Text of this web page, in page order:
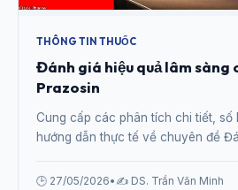
THÔNG TIN THUỐC
Đánh giá hiệu quả lâm sàng
Prazosin
Cung cấp các phân tích chi tiết, số
hướng dẫn thực tế về chuyên đề
🕒 27/05/2026• ✍️ DS. Trần Văn Minh